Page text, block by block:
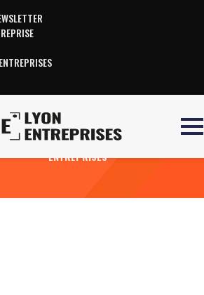
Ordre des
TOUTE L’ACTUALITÉ LYON
ENTREPRISES